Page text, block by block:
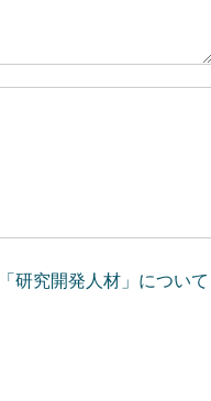
「研究開発人材」について